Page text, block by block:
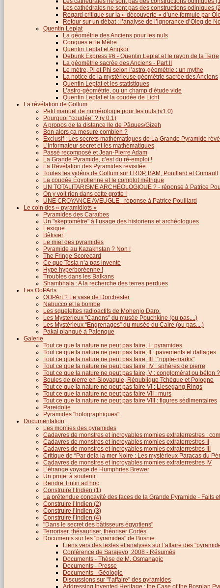
Les cathédrales ne sont pas des constructions odiniques
Regard critique sur la « découverte » d’une formule par
Retour sur un débat : l’analyse de l’ignorance d’Oleg de
Quentin Leplat
La géométrie des Anciens pour les nuls
Conques et le Mètre
Quentin Leplat et Angkor
Debunk Express #6 - Quentin Leplat et le rayon de la Terre
La géomètrie sacrée des Anciens - Part II
Le mètre, Pi et Phi selon l’astro-géométrie : un mythe
La notice de la mystérieuse géomètrie sacrée des Anciens
Quentin Leplat et les statistiques
L’astro-géométrie, ou un champ d’étude vide
Quentin Leplat et la coudée de Licht
La révélation de Gollum
Petit manuel de numérologie pour les nuls (v1.0)
Pourquoi “coudée” ? (v 0.1)
A propos de la distance Ile de Pâques/Gizeh
Bon alors ça mesure combien ?
Exclusif : Les secrets mathématiques de La Grande Pyramide
L’informateur secret et les mathématiques
Passé recomposé et Jean-Pierre Adam
La Grande Pyramide, c’est du ré-emploi !
La Révélation des Pyramides revisitée...
Toutes les vidéos de Gollum sur LRDP, BAM, Pouillard et Grimault
La coudée Égyptienne et le complot métrique
UN TOTALITARISME ARCHÉOLOGIQUE ? - réponse à Patrice
On y voit rien dans cette grotte !
UNE CROYANCE AVEUGLE - réponse à Patrice Pouillard
Le coin des « pyramidiots »
Pyramides des Caraïbes
Un "skeptomètre" à l’usage des historiens et archéologues
Lexique
Bêtisier
Le miel des pyramides
Pyramide au Kazakhstan ? Non !
The Fringe Scorecard
Ce que Tesla n’a pas inventé
Hype hyperboréenne !
Troubles dans les Balkans
Shambhala : A la recherche des terres perdues
Les OoPArts
OOPArt ? Le vase de Dorchester
Nabucco et la bombe
Les squelettes radioactifs de Mohenjo Daro.
Les Mysterieux “Canons” du musée Pouchkine (ou pas....)
Les Mystérieux “Engrenages” du musée du Caire (ou pas....)
Pakal planqué à Palenque
Galerie
Tout ce que la nature ne peut pas faire, I : pyramides
Tout ce que la nature ne peut pas faire, II : pavements et dallages
Tout ce que la nature ne peut pas faire, III : "ripple-marks"
Tout ce que la nature ne peut pas faire, IV : sphères de pierre
Tout ce que la nature ne peut pas faire, V : conglomérat ou béton ?
Boules de pierre en Slovaquie, République Tchèque et Pologne
Tout ce que la nature ne peut pas faire VI : Liesegang Rings
Tout ce que la nature ne peut pas faire VII : murs
Tout ce que la nature ne peut pas faire VIII : figures sédimentaires
Pareidolie
Pyramides "holographiques"
Documentation
Les momies des pyramides
Cadavres de monstres et incroyables momies extraterrestres :
Cadavres de monstres et incroyables momies extraterrestres II
Cadavres de monstres et incroyables momies extraterrestres III
Critique de “Par delà la mer Noire : Les mystérieux Paracas du
Cadavres de monstres et incroyables momies extraterrestres IV
L’étrange voyage de Humphries Brewer
Un projet à soutenir
Rendre Tintin ad hoc
Construire l’Indien (1)
La prétendue concavité des faces de la Grande Pyramide - Faits
Construire l’Indien (2)
Construire l’Indien (3)
Construire l’Indien (4)
"Dans le secret des bâtisseurs égyptiens"
Terroriser, thésauriser, théoriser Cortés
Documents sur les "pyramides" de Bosnie
Liens vers des textes et analyses sur l’affaire des
Conférence de Sarajevo, 2008 - Résumés
Documents - Thèse de M. Osmanagic
Documents - Presse
Documents - Géologie
Discussions sur "l’affaire" des pyramides
Addressing Invented Heritage : the Case of the Bosnian